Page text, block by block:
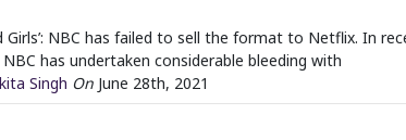
Girls’: NBC has failed to sell the format to Netflix. In
has undertaken considerable bleeding with
Singh On June 28th, 2021